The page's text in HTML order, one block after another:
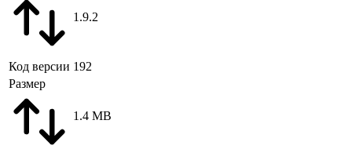
1.9.2
Код версии 192
Размер
1.4 MB